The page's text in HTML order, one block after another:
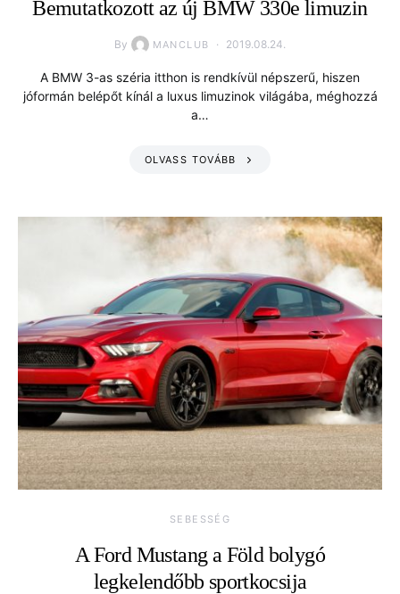
Bemutatkozott az új BMW 330e limuzin
By MANCLUB 2019.08.24.
A BMW 3-as széria itthon is rendkívül népszerű, hiszen
jóformán belépőt kínál a luxus limuzinok világába, méghozzá
a…
OLVASS TOVÁBB
SEBESSÉG
A Ford Mustang a Föld bolygó
legkelendőbb sportkocsija